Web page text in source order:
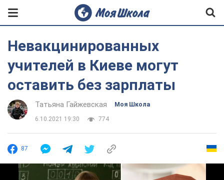
Невакцинированных
учителей в Киеве могут
оставить без зарплаты
Татьяна Гайжевская Моя Школа
6.10.2021 19:30 774
87